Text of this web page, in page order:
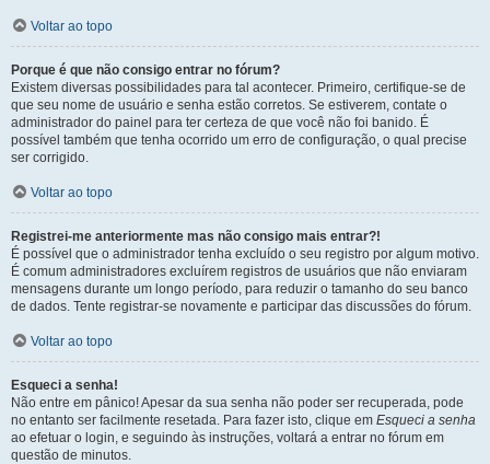
Voltar ao topo
Porque é que não consigo entrar no fórum?
Existem diversas possibilidades para tal acontecer. Primeiro, certifique-se de
que seu nome de usuário e senha estão corretos. Se estiverem, contate o
administrador do painel para ter certeza de que você não foi banido. É
possível também que tenha ocorrido um erro de configuração, o qual precise
ser corrigido.
Voltar ao topo
Registrei-me anteriormente mas não consigo mais entrar?!
É possível que o administrador tenha excluído o seu registro por algum motivo.
É comum administradores excluírem registros de usuários que não enviaram
mensagens durante um longo período, para reduzir o tamanho do seu banco
de dados. Tente registrar-se novamente e participar das discussões do fórum.
Voltar ao topo
Esqueci a senha!
Não entre em pânico! Apesar da sua senha não poder ser recuperada, pode
no entanto ser facilmente resetada. Para fazer isto, clique em Esqueci a senha
ao efetuar o login, e seguindo às instruções, voltará a entrar no fórum em
questão de minutos.